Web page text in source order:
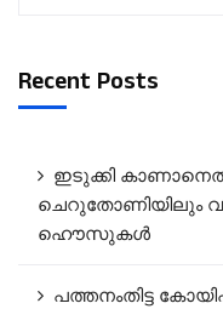
Recent Posts
ഇടുക്കി
ചെറുതോണിയിലും
ഹൌസുകൾ
പത്തനംതിട്ട